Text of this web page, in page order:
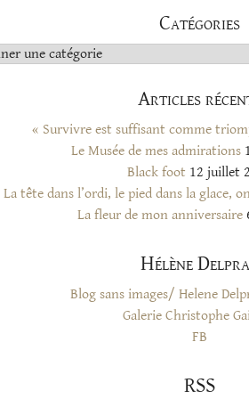
Catégories
Articles
« Survivre est suffisant comme
Le Musée de mes admirations
Black foot 12 juillet
La tête dans l’ordi, le pied dans la glace,
La fleur de mon anniversaire
Hélène
Blog sans images/ Helene
Galerie Christophe
FB
RSS